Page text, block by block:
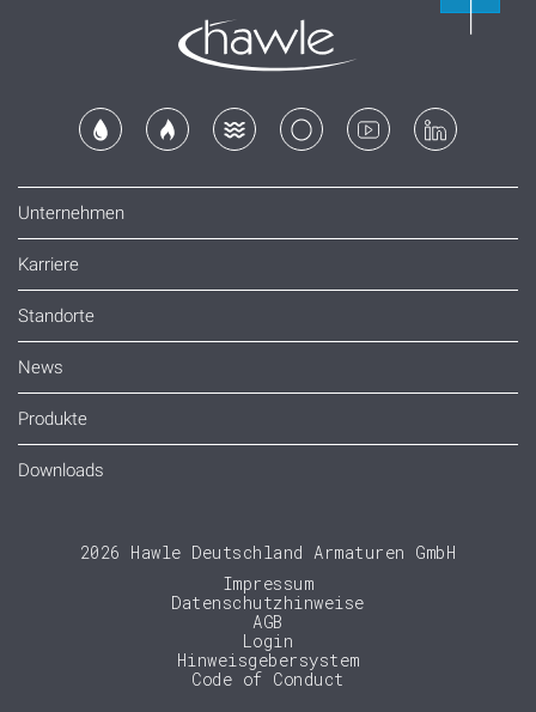
Unternehmen
Karriere
Standorte
News
Produkte
Downloads
2026 Hawle Deutschland Armaturen GmbH
Impressum
Datenschutzhinweise
AGB
Login
Hinweisgebersystem
Code of Conduct